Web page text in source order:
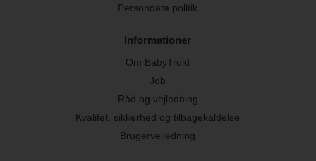
Persondata politik
Informationer
Om BabyTrold
Job
Råd og vejledning
Kvalitet, sikkerhed og tilbagekaldelse
Brugervejledning